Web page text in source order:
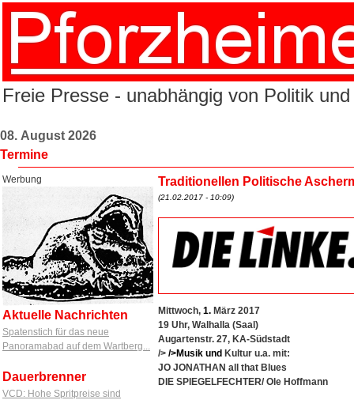
Freie Presse - unabhängig von Politik
08. August 2026
Termine
Werbung
Aktuelle Nachrichten
Spatenstich für das neue
Panoramabad auf dem Wartberg...
Dauerbrenner
VCD: Hohe Spritpreise sind
Traditionellen Politische
(21.02.2017 - 10:09)
Mittwoch, 1. März 2017
19 Uhr, Walhalla (Saal)
Augartenstr. 27, KA-Südstadt
/> />Musik und Kultur u.a. mit:
JO JONATHAN all that Blues
DIE SPIEGELFECHTER/ Ole Hoffmann